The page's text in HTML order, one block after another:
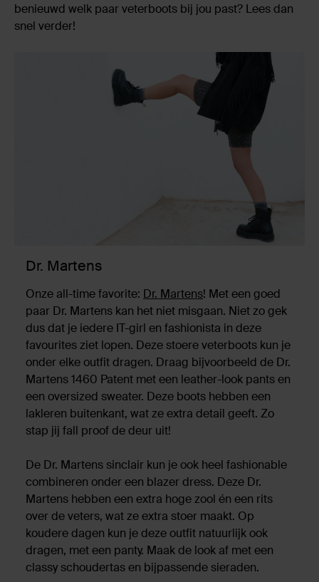
benieuwd welk paar veterboots bij jou past? Lees dan
snel verder!
Dr. Martens
Onze all-time favorite: Dr. Martens! Met een goed
paar Dr. Martens kan het niet misgaan. Niet zo gek
dus dat je iedere IT-girl en fashionista in deze
favourites ziet lopen. Deze stoere veterboots kun je
onder elke outfit dragen. Draag bijvoorbeeld de Dr.
Martens 1460 Patent met een leather-look pants en
een oversized sweater. Deze boots hebben een
lakleren buitenkant, wat ze extra detail geeft. Zo
stap jij fall proof de deur uit!
De Dr. Martens sinclair kun je ook heel fashionable
combineren onder een blazer dress. Deze Dr.
Martens hebben een extra hoge zool én een rits
over de veters, wat ze extra stoer maakt. Op
koudere dagen kun je deze outfit natuurlijk ook
dragen, met een panty. Maak de look af met een
classy schoudertas en bijpassende sieraden.